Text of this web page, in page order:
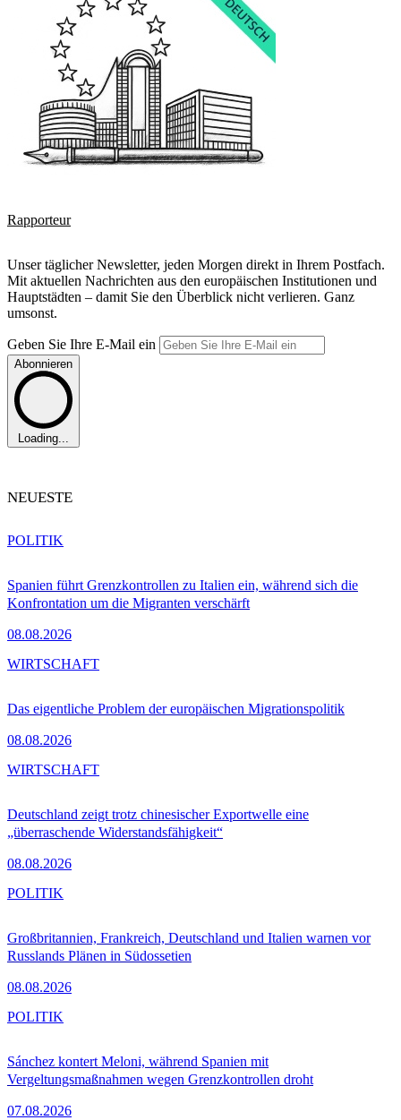
Rapporteur
Unser täglicher Newsletter, jeden Morgen direkt in Ihrem Postfach.
Mit aktuellen Nachrichten aus den europäischen Institutionen und
Hauptstädten – damit Sie den Überblick nicht verlieren. Ganz
umsonst.
Geben Sie Ihre E-Mail ein
Abonnieren
Loading...
NEUESTE
Spanien führt Grenzkontrollen zu Italien ein, während sich die
Konfrontation um die Migranten verschärft
08.08.2026
POLITIK
Das eigentliche Problem der europäischen Migrationspolitik
08.08.2026
WIRTSCHAFT
Deutschland zeigt trotz chinesischer Exportwelle eine
„überraschende Widerstandsfähigkeit“
08.08.2026
WIRTSCHAFT
Großbritannien, Frankreich, Deutschland und Italien warnen vor
Russlands Plänen in Südossetien
08.08.2026
POLITIK
Sánchez kontert Meloni, während Spanien mit
Vergeltungsmaßnahmen wegen Grenzkontrollen droht
07.08.2026
POLITIK